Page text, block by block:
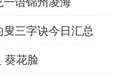
三字诀今日汇总
葵花脸